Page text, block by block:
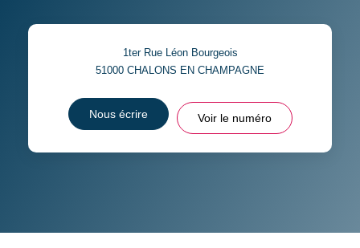
1ter Rue Léon Bourgeois
51000 CHALONS EN CHAMPAGNE
Nous écrire Voir le numéro